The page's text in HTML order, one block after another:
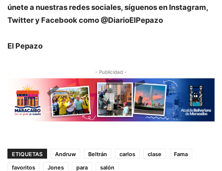
únete a nuestras redes sociales, síguenos en Instagram,
Twitter y Facebook como @DiarioElPepazo
El Pepazo
- Publicidad -
ETIQUETAS Andruw Beltrán carlos clase
Fama
favoritos
Jones para salón